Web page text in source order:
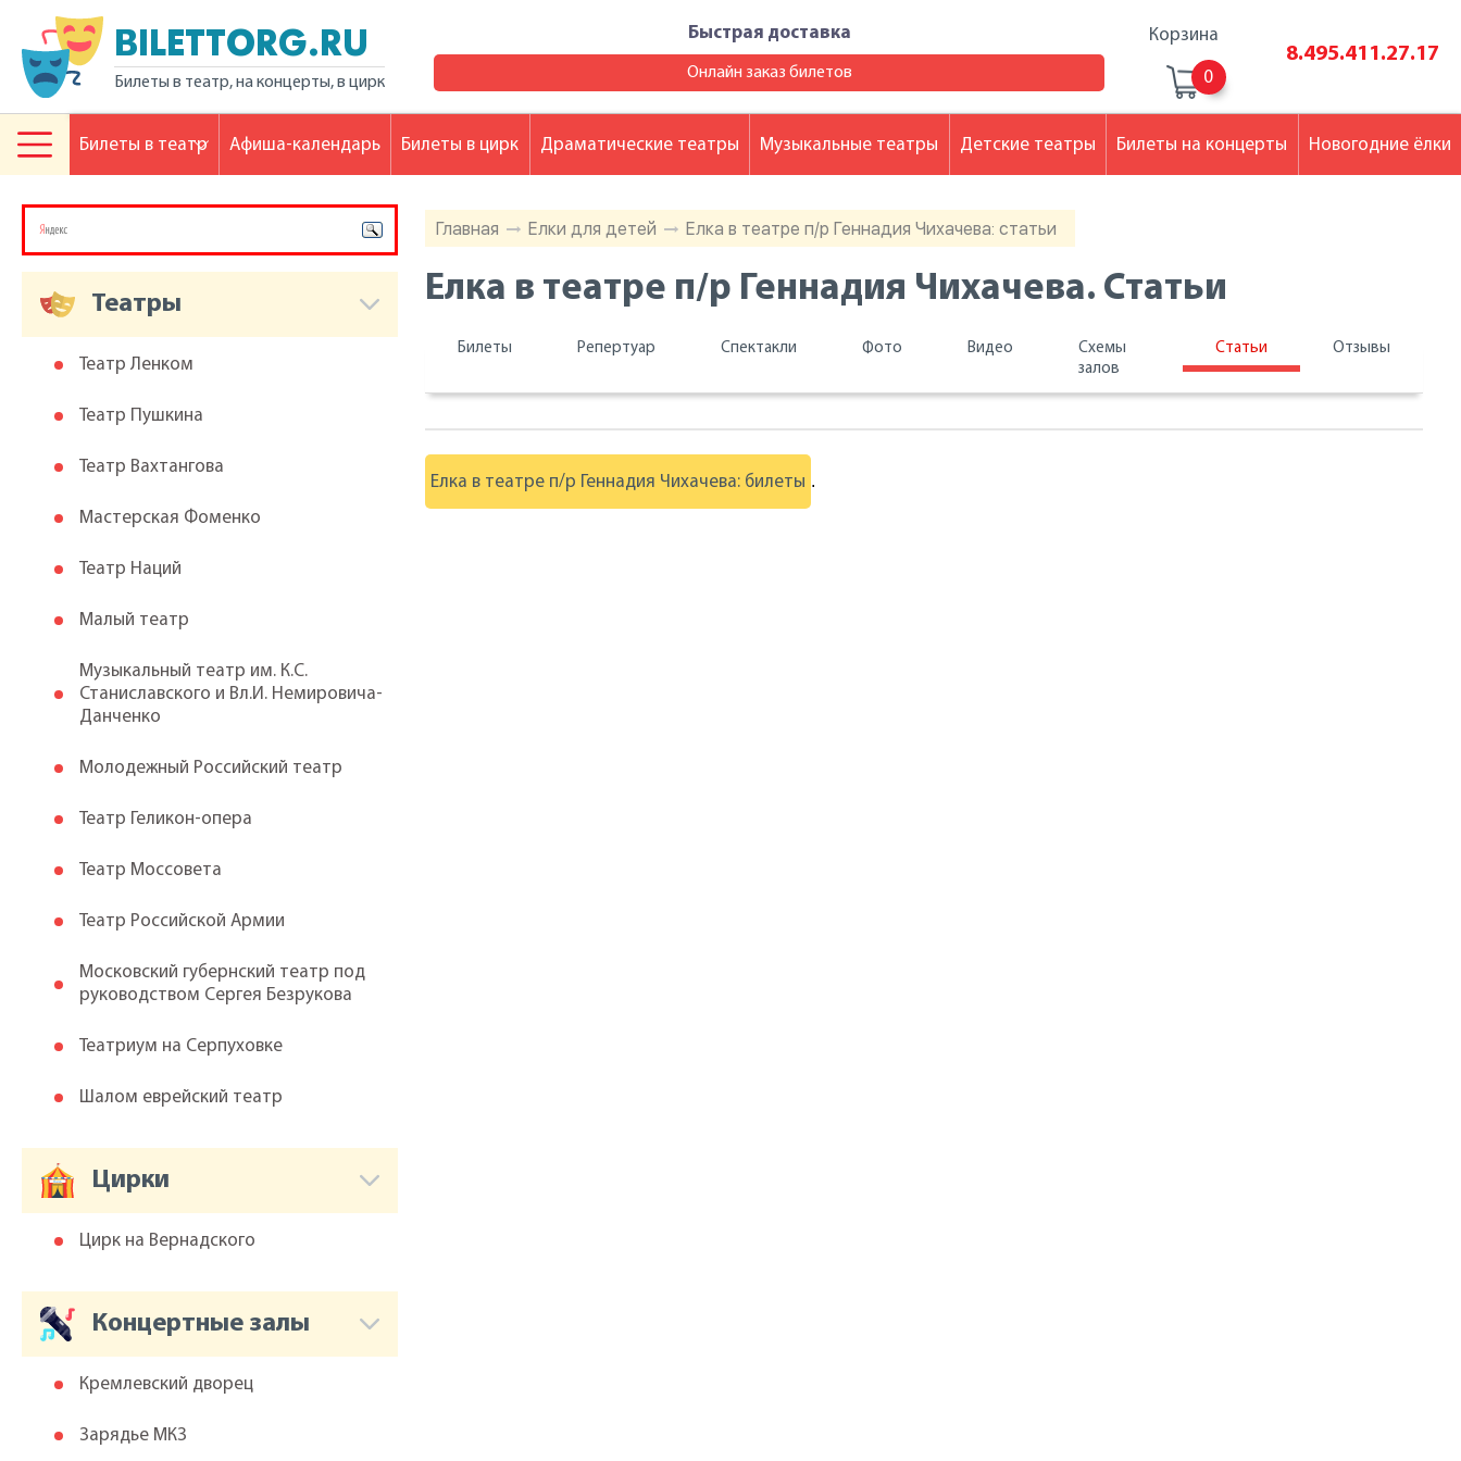
BILETTORG.RU
Билеты в театр, на концерты, в цирк
Быстрая доставка
Онлайн заказ билетов
Корзина
0
8.495.411.27.17
Главная Елки для детей Елка в театре п/р Геннадия Чихачева: статьи
Елка в театре п/р Геннадия Чихачева. Статьи
Билеты Репертуар Спектакли Фото Видео
Схемы
залов
Статьи Отзывы
Елка в театре п/р Геннадия Чихачева: билеты .
Театры
Театр Ленком
Театр Пушкина
Театр Вахтангова
Мастерская Фоменко
Театр Наций
Малый театр
Музыкальный театр им. К.С.
Станиславского и Вл.И. Немировича-
Данченко
Молодежный Российский театр
Театр Геликон-опера
Театр Моссовета
Театр Российской Армии
Московский губернский театр под
руководством Сергея Безрукова
Театриум на Серпуховке
Шалом еврейский театр
Цирки
Цирк на Вернадского
Концертные залы
Кремлевский дворец
Зарядье МКЗ
Билеты в театр Афиша-календарь Билеты в цирк Драматические театры Музыкальные театры Детские театры Билеты на концерты Новогодние ёлки